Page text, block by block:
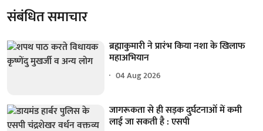
संबंधित समाचार
ब्रह्माकुमारी ने प्रारंभ किया नशा के खिलाफ
महाअभियान
04 Aug 2026
जागरूकता से ही सड़क दुर्घटनाओं में कमी
लाई जा सकती है : एसपी